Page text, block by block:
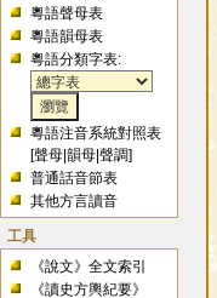
粵語聲母表
粵語韻母表
粵語分類字表:
粵語注音系統對照表
[聲母 |韻母 |聲調]
普通話音節表
其他方言讀音
工具
《說文》全文索引
《讀史方輿紀要》